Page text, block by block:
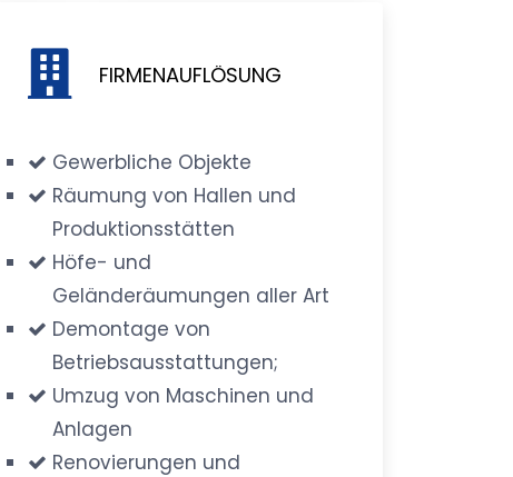
FIRMENAUFLÖSUNG
Gewerbliche Objekte
Räumung von Hallen und
Produktionsstätten
Höfe- und
Geländeräumungen aller Art
Demontage von
Betriebsausstattungen;
Umzug von Maschinen und
Anlagen
Renovierungen und